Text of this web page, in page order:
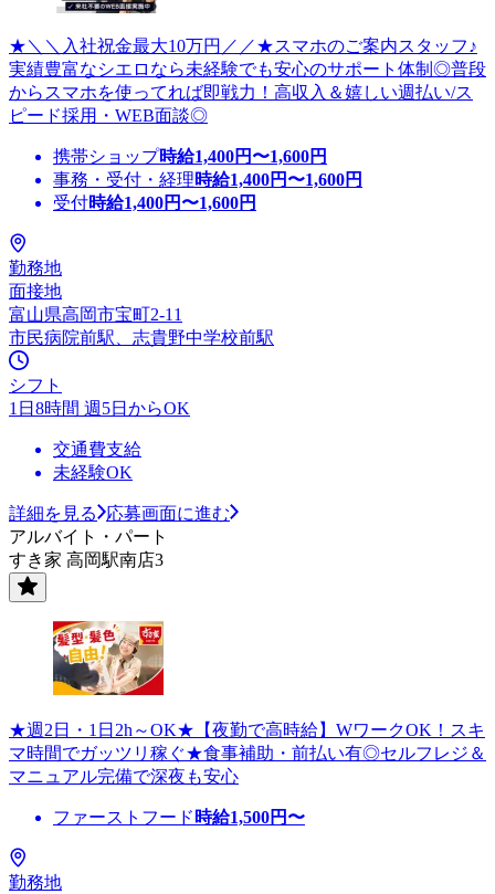
★＼＼入社祝金最大10万円／／★スマホのご案内スタッフ♪
実績豊富なシエロなら未経験でも安心のサポート体制◎普段
からスマホを使ってれば即戦力！高収入＆嬉しい週払い/ス
ピード採用・WEB面談◎
携帯ショップ時給1,400円〜1,600円
事務・受付・経理時給1,400円〜1,600円
受付時給1,400円〜1,600円
勤務地
面接地
富山県高岡市宝町2-11
市民病院前駅、志貴野中学校前駅
シフト
1日8時間 週5日からOK
交通費支給
未経験OK
詳細を見る
応募画面に進む
アルバイト・パート
すき家 高岡駅南店3
★週2日・1日2h～OK★【夜勤で高時給】WワークOK！スキ
マ時間でガッツリ稼ぐ★食事補助・前払い有◎セルフレジ＆
マニュアル完備で深夜も安心
ファーストフード 時給1,500円〜
勤務地